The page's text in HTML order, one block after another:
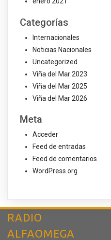
Categorías
Internacionales
Noticias Nacionales
Uncategorized
Viña del Mar 2023
Viña del Mar 2025
Viña del Mar 2026
Meta
Acceder
Feed de entradas
Feed de comentarios
WordPress.org
RADIO
ALFAOMEGA